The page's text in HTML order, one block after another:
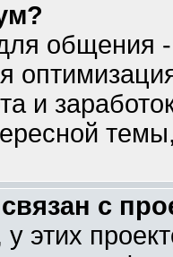
общения -
и
с
этих